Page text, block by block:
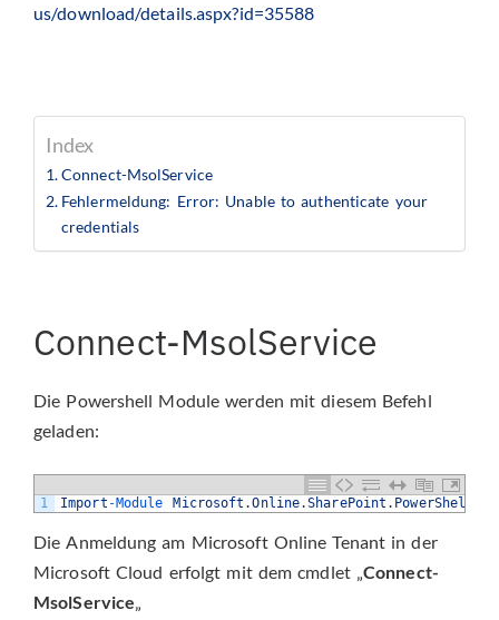
us/download/details.aspx?id=35588
Index
Connect-MsolService
Fehlermeldung: Error: Unable to authenticate your
credentials
Connect-MsolService
Die Powershell Module werden mit diesem Befehl
geladen:
1 Import -Module Microsoft .Online.SharePoint . PowerShell
Die Anmeldung am Microsoft Online Tenant in der
Microsoft Cloud erfolgt mit dem cmdlet „Connect-
MsolService„